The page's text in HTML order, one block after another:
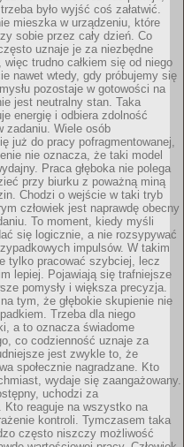
było wyjść coś załatwić.
mieszka w urządzeniu, które
sobie przez cały dzień. Co
uznaje je za niezbędne
więc trudno całkiem się od niego
nawet wtedy, gdy próbujemy się
pozostaje w gotowości na
jest neutralny stan. Taka
energię i odbiera zdolność
zadaniu. Wiele osób
już do pracy pofragmentowanej,
nie oznacza, że taki model
Praca głęboka nie polega
przy biurku z poważną miną
Chodzi o wejście w taki tryb
człowiek jest naprawdę obecny
To moment, kiedy myśli
się logicznie, a nie rozsypywać
impulsów. W takim
tylko pracować szybciej, lecz
lepiej. Pojawiają się trafniejsze
pomysły i większa precyzja.
tym, że głębokie skupienie nie
Trzeba dla niego
a to oznacza świadome
co codzienność uznaje za
jest zwykle to, że
społecznie nagradzane. Kto
wydaje się zaangażowany.
uchodzi za
Kto reaguje na wszystko na
kontroli. Tymczasem taka
często niszczy możliwość